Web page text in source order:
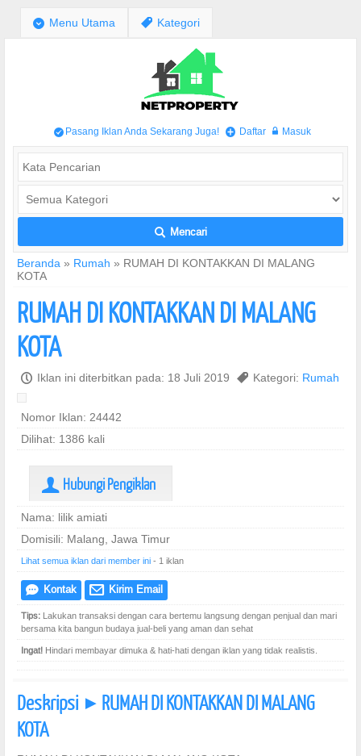
; Menu Utama , Kategori
/ Pasang Iklan Anda Sekarang Juga! + Daftar w Masuk
L Mencari
Beranda » Rumah » RUMAH DI KONTAKKAN DI MALANG
KOTA
RUMAH DI KONTAKKAN DI MALANG
KOTA
P Iklan ini diterbitkan pada: 18 Juli 2019 , Kategori: Rumah
Nomor Iklan: 24442
Dilihat: 1386 kali
U Hubungi Pengiklan
Nama: lilik amiati
Domisili: Malang, Jawa Timur
Lihat semua iklan dari member ini - 1 iklan
e Kontak @ Kirim Email
Tips: Lakukan transaksi dengan cara bertemu langsung dengan penjual dan mari
bersama kita bangun budaya jual-beli yang aman dan sehat
Ingat! Hindari membayar dimuka & hati-hati dengan iklan yang tidak realistis.
Deskripsi ] RUMAH DI KONTAKKAN DI MALANG
KOTA